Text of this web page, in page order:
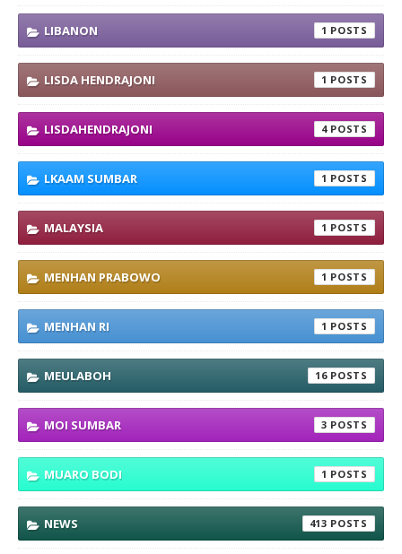
LIBANON 1
LISDA HENDRAJONI 1
LISDAHENDRAJONI 4
LKAAM SUMBAR 1
MALAYSIA 1
MENHAN PRABOWO 1
MENHAN RI 1
MEULABOH 16
MOI SUMBAR 3
MUARO BODI 1
NEWS 413